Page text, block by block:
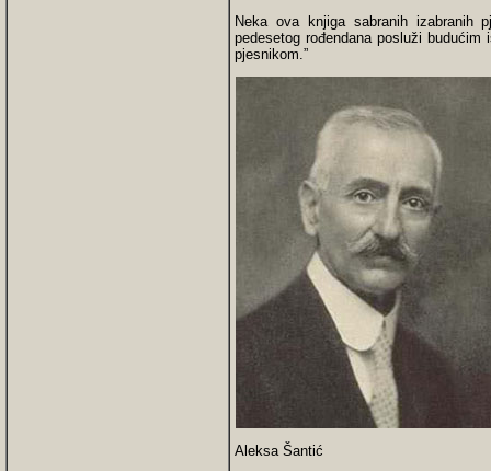
Neka ova knjiga sabranih izabranih
pedesetog rođendana posluži
pjesnikom.”
Aleksa Šantić